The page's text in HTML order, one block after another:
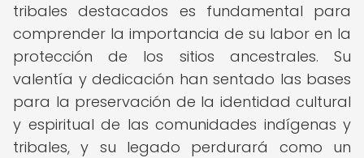
tribales destacados es fundamental para
comprender la importancia de su labor en la
protección de los sitios ancestrales. Su
valentía y dedicación han sentado las bases
para la preservación de la identidad cultural
y espiritual de las comunidades indígenas y
tribales, y su legado perdurará como un